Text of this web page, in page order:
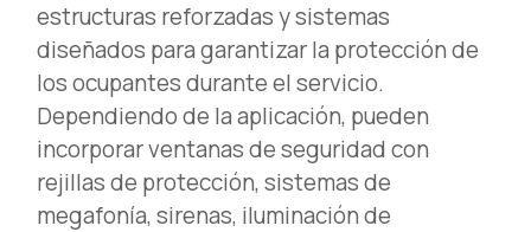
estructuras reforzadas y sistemas
diseñados para garantizar la protección de
los ocupantes durante el servicio.
Dependiendo de la aplicación, pueden
incorporar ventanas de seguridad con
rejillas de protección, sistemas de
megafonía, sirenas, iluminación de